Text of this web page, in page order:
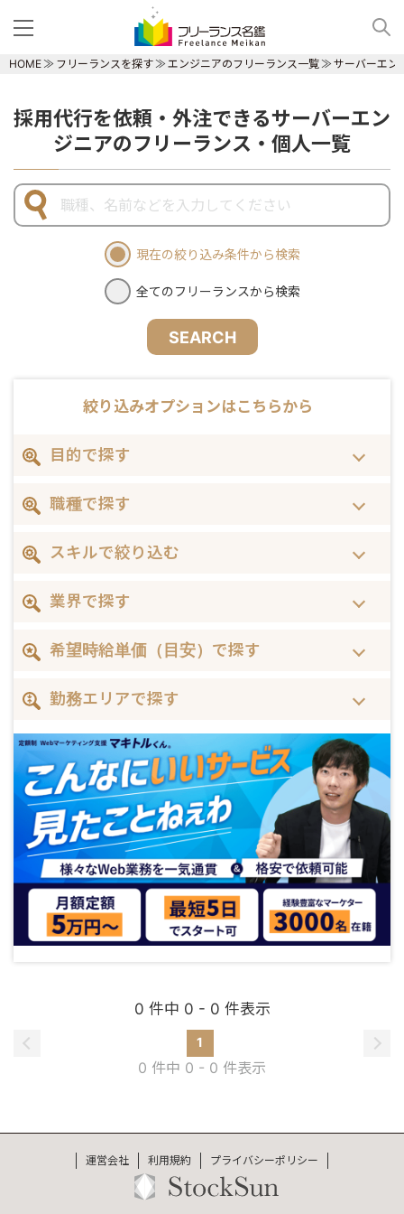
HOME フリーランスを探す エンジニアのフリーランス一覧 サーバーエン
採用代行を依頼・外注できるサーバーエン
ジニアのフリーランス・個人一覧
現在の絞り込み条件から検索
全てのフリーランスから検索
SEARCH
絞り込みオプションはこちらから
目的で探す
職種で探す
スキルで絞り込む
業界で探す
希望時給単価（目安）で探す
勤務エリアで探す
0 件中 0 - 0 件表示
1
0 件中 0 - 0 件表示
運営会社 利用規約 プライバシーポリシー